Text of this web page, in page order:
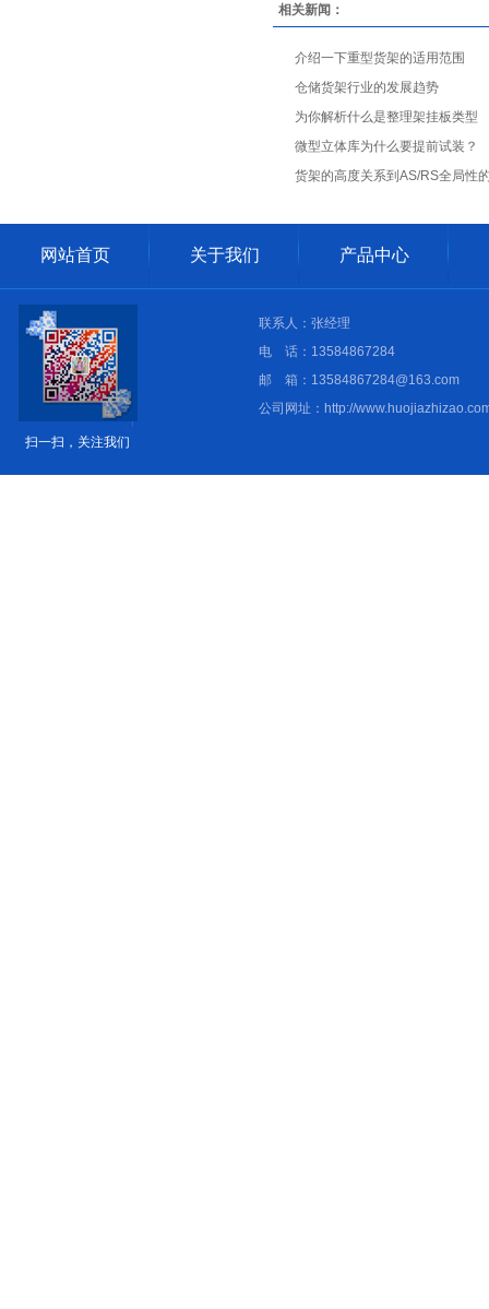
登高桥
相关新闻：
介绍一下重型货架的适用范围
仓储货架行业的发展趋势
为你解析什么是整理架挂板类型
微型立体库为什么要提前试装？
货架的高度关系到AS/RS全局性
网站首页 关于我们 产品中心
扫一扫，关注我们
联系人：张经理
电 话：13584867284
邮 箱：13584867284@163.com
公司网址：http://